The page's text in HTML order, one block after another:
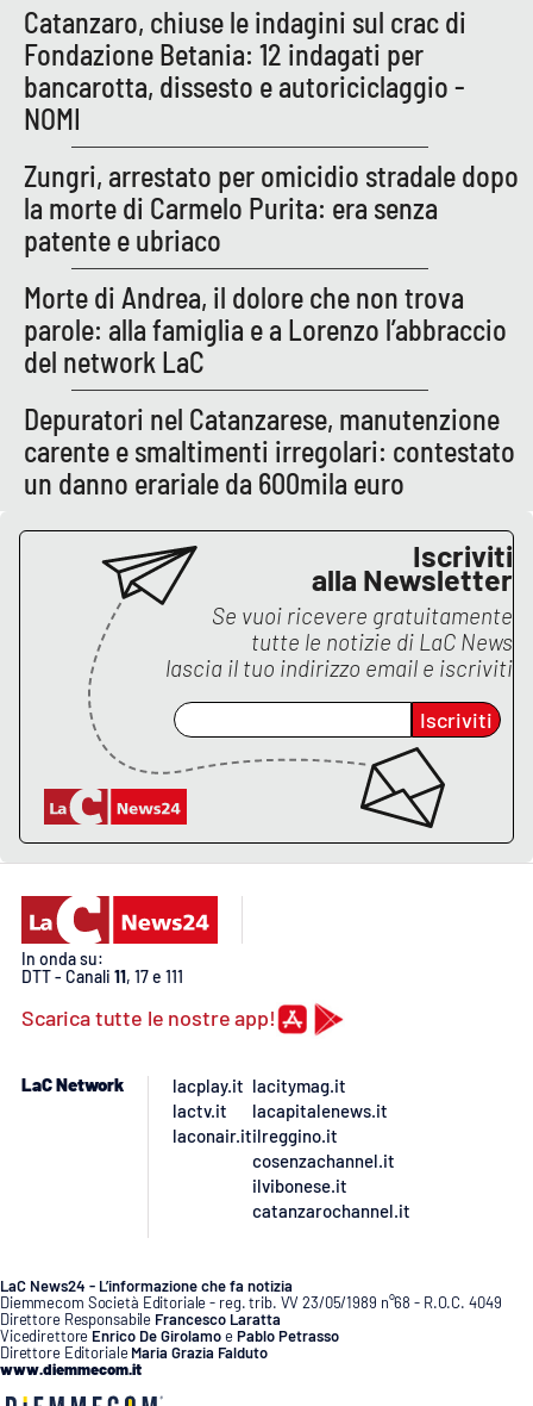
Destinazioni
Food
Storie
LAC
NETWORK
Lacplay.it
Lactv.it
Laconair.it
Lacitymag.it
Lacapitalenews.it
Ilreggino.it
Cosenzachannel.it
Ilvibonese.it
Catanzarochannel.it
APP
Android
Apple
Catanzaro, chiuse le indagini sul crac di
Fondazione Betania: 12 indagati per
bancarotta, dissesto e autoriciclaggio -
NOMI
Zungri, arrestato per omicidio stradale dopo
la morte di Carmelo Purita: era senza
patente e ubriaco
Morte di Andrea, il dolore che non trova
parole: alla famiglia e a Lorenzo l’abbraccio
del network LaC
Depuratori nel Catanzarese, manutenzione
carente e smaltimenti irregolari: contestato
un danno erariale da 600mila euro
Iscriviti
alla Newsletter
Se vuoi ricevere gratuitamente
tutte le notizie di LaC News
lascia il tuo indirizzo email e iscriviti
Iscriviti
In onda su:
DTT - Canali 11, 17 e 111
Scarica tutte le nostre app!
LaC Network
lacplay.it
lactv.it
laconair.it
lacitymag.it
lacapitalenews.it
ilreggino.it
cosenzachannel.it
ilvibonese.it
catanzarochannel.it
LaC News24 - L’informazione che fa notizia
Diemmecom Società Editoriale - reg. trib. VV 23/05/1989 n°68 - R.O.C. 4049
Direttore Responsabile Francesco Laratta
Vicedirettore Enrico De GirolamoePablo Petrasso
Direttore Editoriale Maria Grazia Falduto
www.diemmecom.it